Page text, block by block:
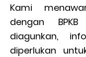
Kami
dengan
diagunkan,
diperlukan